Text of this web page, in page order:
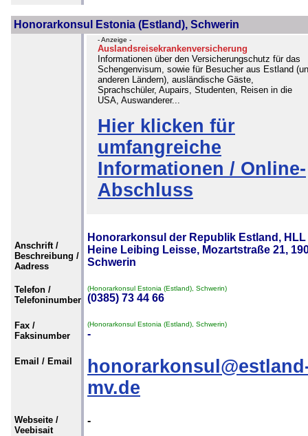
Honorarkonsul Estonia (Estland), Schwerin
- Anzeige -
Auslandsreisekrankenversicherung
Informationen über den Versicherungschutz für das
Schengenvisum, sowie für Besucher aus Estland
anderen Ländern), ausländische Gäste,
Sprachschüler, Aupairs, Studenten, Reisen in die
USA, Auswanderer...
Hier klicken für
umfangreiche
Informationen / Online-
Abschluss
Anschrift /
Beschreibung /
Aadress
Honorarkonsul der Republik Estland, HLL
Heine Leibing Leisse, Mozartstraße 21,
Schwerin
Telefon /
Telefoninumber
(Honorarkonsul Estonia (Estland), Schwerin)
(0385) 73 44 66
Fax /
Faksinumber
(Honorarkonsul Estonia (Estland), Schwerin)
-
Email / Email
mv.de
Webseite /
Veebisait
-